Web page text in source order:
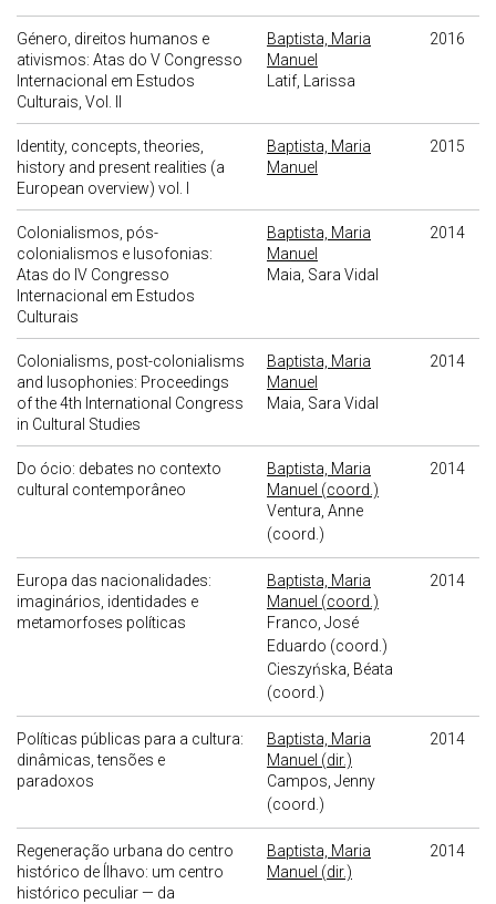
Género, direitos humanos e
ativismos: Atas do V Congresso
Internacional em Estudos
Culturais, Vol. II
Baptista, Maria
Manuel
Latif, Larissa
2016
Identity, concepts, theories,
history and present realities (a
European overview) vol. I
Baptista, Maria
Manuel
2015
Colonialismos, pós-
colonialismos e lusofonias:
Atas do IV Congresso
Internacional em Estudos
Culturais
Baptista, Maria
Manuel
Maia, Sara Vidal
2014
Colonialisms, post-colonialisms
and lusophonies: Proceedings
of the 4th International Congress
in Cultural Studies
Baptista, Maria
Manuel
Maia, Sara Vidal
2014
Do ócio: debates no contexto
cultural contemporâneo
Baptista, Maria
Manuel (coord.)
Ventura, Anne
(coord.)
2014
Europa das nacionalidades:
imaginários, identidades e
metamorfoses políticas
Baptista, Maria
Manuel (coord.)
Franco, José
Eduardo (coord.)
Cieszyńska, Béata
(coord.)
2014
Políticas públicas para a cultura:
dinâmicas, tensões e
paradoxos
Baptista, Maria
Manuel (dir.)
Campos, Jenny
(coord.)
2014
Regeneração urbana do centro
histórico de Ílhavo: um centro
histórico peculiar — da
Baptista, Maria
Manuel (dir.)
2014